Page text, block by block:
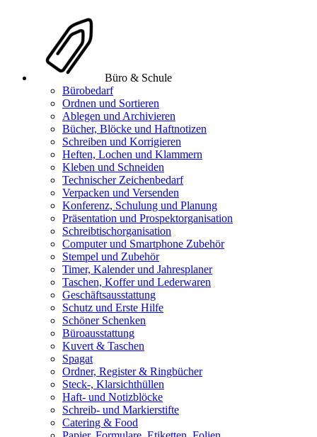
Büro & Schule
Bürobedarf
Ordnen und Sortieren
Ablegen und Archivieren
Bücher, Blöcke und Haftnotizen
Schreiben und Korrigieren
Heften, Lochen und Klammern
Kleben und Schneiden
Technischer Zeichenbedarf
Verpacken und Versenden
Konferenz, Schulung und Planung
Präsentation und Prospektorganisation
Schreibtischorganisation
Computer und Smartphone Zubehör
Stempel und Zubehör
Timer, Kalender und Jahresplaner
Taschen, Koffer und Lederwaren
Geschäftsausstattung
Schutz und Erste Hilfe
Schöner Schenken
Büroausstattung
Kuvert & Taschen
Spagat
Ordner, Register & Ringbücher
Steck-, Klarsichthüllen
Haft- und Notizblöcke
Schreib- und Markierstifte
Catering & Food